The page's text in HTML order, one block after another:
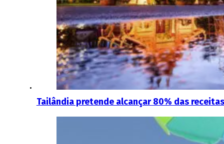
Tailândia pretende alcançar 80% das